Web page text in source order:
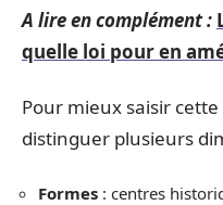
A lire en complément :
quelle loi pour en
Pour mieux saisir
distinguer plusieurs
Formes : centres